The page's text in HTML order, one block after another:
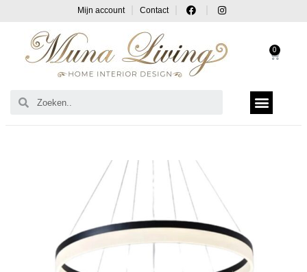
Mijn account Contact
0